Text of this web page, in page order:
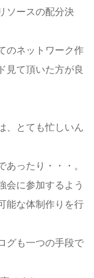
ソースの配分決
のネットワーク作
見て頂いた方が良
、とても忙しいん
ったり・・・。
会に参加するよう
能な体制作りを行
グも一つの手段で